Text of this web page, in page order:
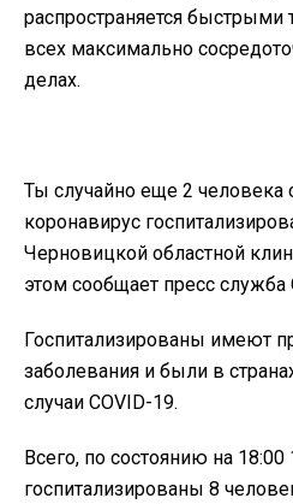
распространяется
всех максимально
делах.
Ты случайно еще 2 человека
коронавирус
Черновицкой областной
этом сообщает пресс служба
Госпитализированы имеют
заболевания и были в
случаи COVID-19.
Всего, по состоянию на 18:00
госпитализированы 8